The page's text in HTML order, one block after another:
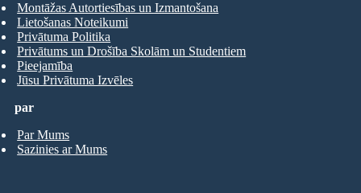
par
Par Mums
Sazinies ar Mums
Montāžas Autortiesības un Izmantošana
Lietošanas Noteikumi
Privātuma Politika
Privātums un Drošība Skolām un Studentiem
Pieejamība
Jūsu Privātuma Izvēles